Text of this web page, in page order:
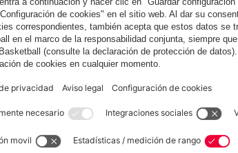
¿Quieres quedarte en la tienda
Españapara entregar allí!